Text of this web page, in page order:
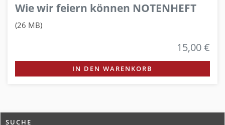
Wie wir feiern können NOTENHEFT
(26 MB)
15,00 €
IN DEN WARENKORB
SUCHE